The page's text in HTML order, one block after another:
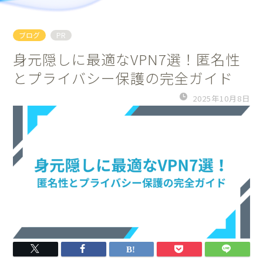
ブログ PR
身元隠しに最適なVPN7選！匿名性
とプライバシー保護の完全ガイド
2025年10月8日